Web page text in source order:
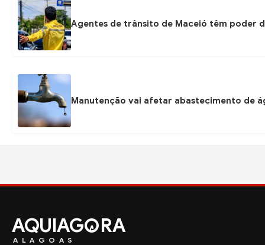
Agentes de trânsito de Maceió têm poder
Manutenção vai afetar abastecimento de
AQUIAG RA
ALAGOAS